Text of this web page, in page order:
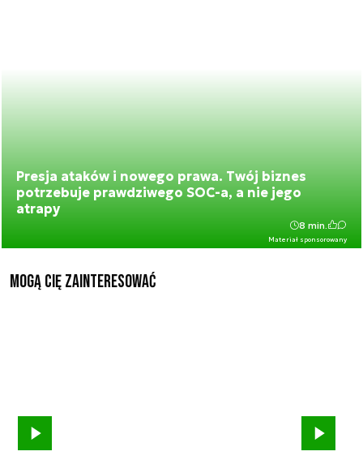
Presja ataków i nowego prawa. Twój biznes
potrzebuje prawdziwego SOC-a, a nie jego
atrapy
Materiał sponsorowany
8 min.
Mogą Cię zainteresować